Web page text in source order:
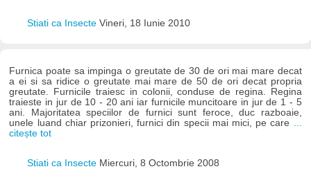
Stiati ca Insecte Vineri, 18 Iunie 2010
Furnica poate sa impinga o greutate de 30 de ori mai mare decat
a ei si sa ridice o greutate mai mare de 50 de ori decat propria
greutate. Furnicile traiesc in colonii, conduse de regina. Regina
traieste in jur de 10 - 20 ani iar furnicile muncitoare in jur de 1 - 5
ani. Majoritatea speciilor de furnici sunt feroce, duc razboaie,
unele luand chiar prizonieri, furnici din specii mai mici, pe care ...
citește tot
Stiati ca Insecte Miercuri, 8 Octombrie 2008